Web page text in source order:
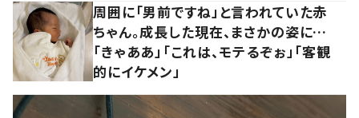
周囲に「男前ですね」と言われていた赤
ちゃん。成長した現在、まさかの姿に…
「きゃああ」「これは、モテるぞぉ」「客観
的にイケメン」